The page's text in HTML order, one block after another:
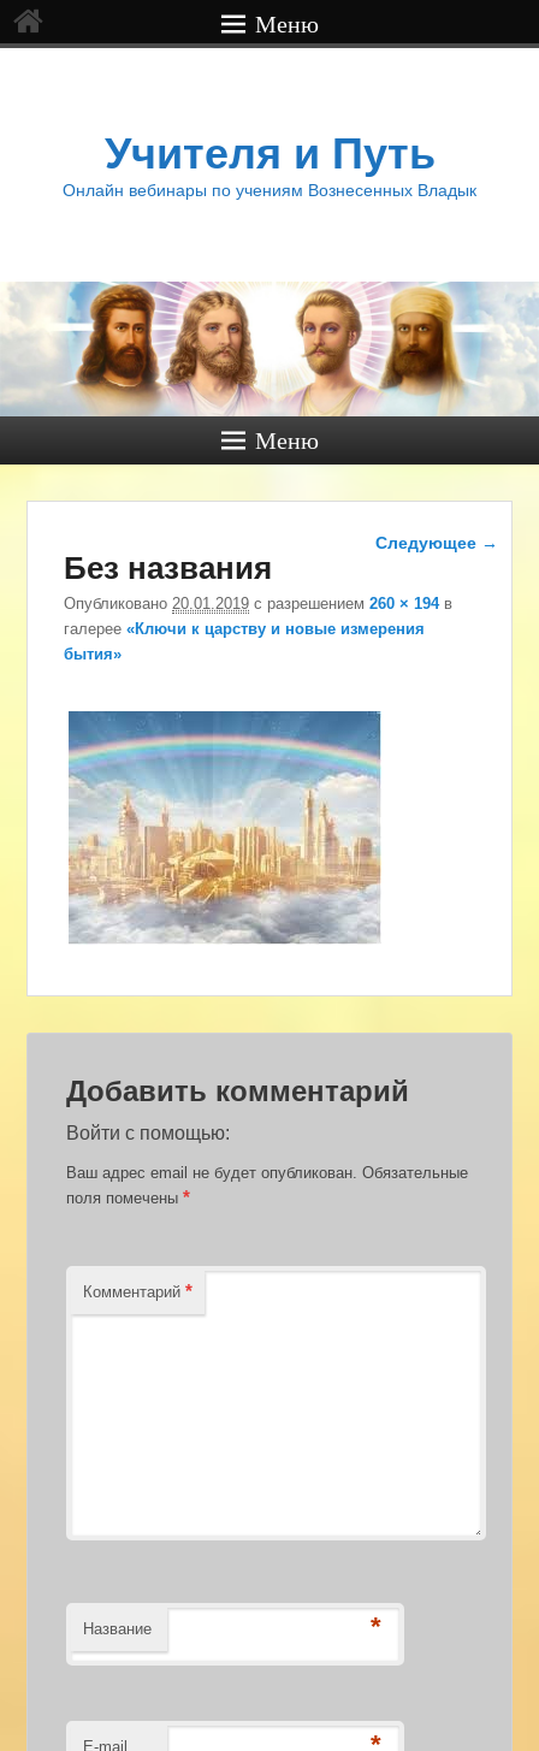
Меню
Учителя и Путь
Онлайн вебинары по учениям Вознесенных Владык
Меню
Навигация по
изображениям
Следующее →
Без названия
Опубликовано 20.01.2019 с разрешением260 × 194в
галерее«Ключи к царству и новые измерения
бытия»
Добавить комментарий
Войти с помощью:
Ваш адрес email не будет опубликован. Обязательные
поля помечены*
Комментарий*
Название *
E-mail *